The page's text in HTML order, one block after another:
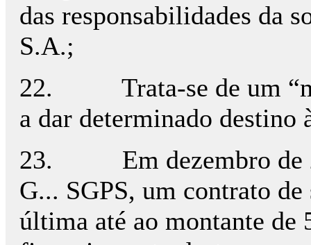
das responsabilidades da
S.A.;
22. Trata-se de um
a dar determinado destino
23. Em dezembro de
G... SGPS, um contrato
última até ao montante de